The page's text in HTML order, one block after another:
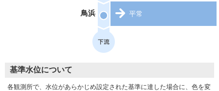
鳥浜 平常
基準水位について
各観測所で、水位があらかじめ設定された基準に達した場合に、色を変